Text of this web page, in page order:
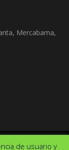
Mercabarna,
Diseño de
de usuario y